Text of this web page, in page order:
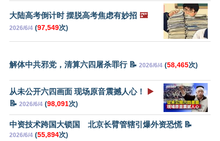
大陆高考倒计时 摆脱高考焦虑有妙招 🖼️
2026/6/4 (97,549次)
解体中共邪党，清算六四屠杀罪行 📝 2026/6/4 (58,465次)
从未公开六四画面 现场原音震撼人心！
▶️
📝 2026/6/4 (98,091次)
中资技术跨国大锁国 北京长臂管辖引爆外资恐慌 📝
2026/6/4 (55,894次)